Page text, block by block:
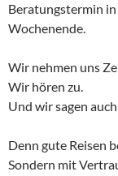
Beratungstermin
Wochenende.
Wir nehmen uns
Wir hören zu.
Und wir sagen
Denn gute Reisen
Sondern mit